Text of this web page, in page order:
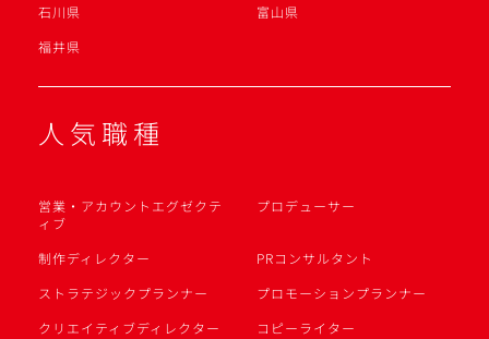
石川県
富山県
福井県
人気職種
営業・アカウントエグゼクテ
ィブ
プロデューサー
制作ディレクター
PRコンサルタント
ストラテジックプランナー
プロモーションプランナー
クリエイティブディレクター
コピーライター